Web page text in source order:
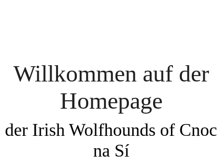
Willkommen auf der
Homepage
der Irish Wolfhounds of Cnoc
na Sí